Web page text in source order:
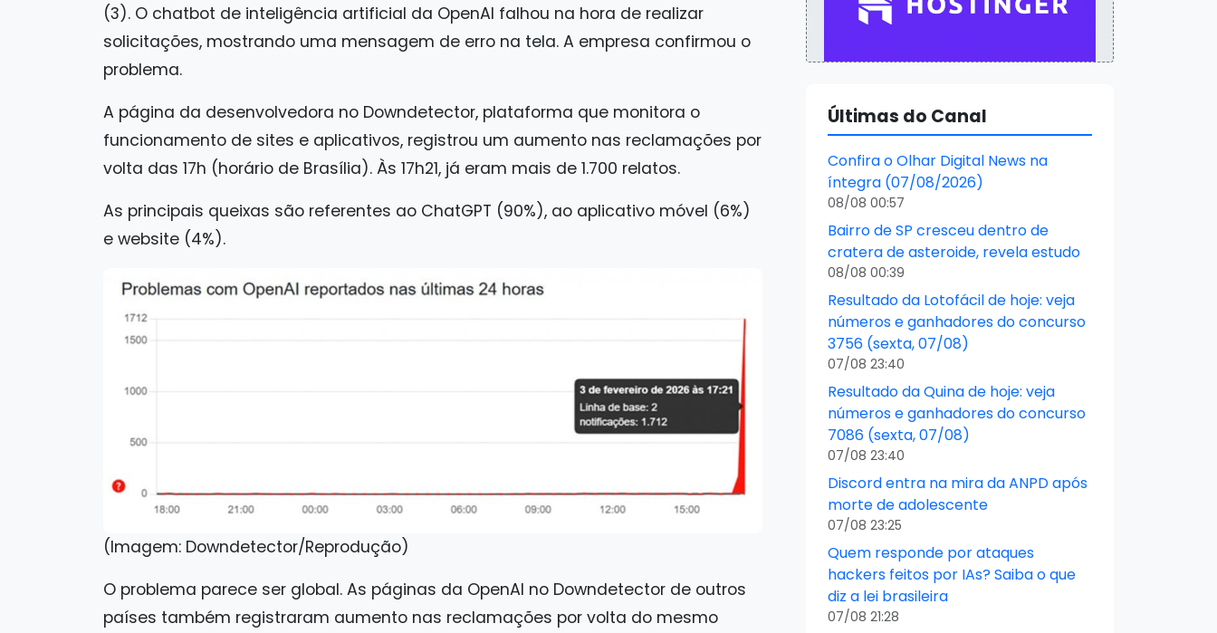
(3). O chatbot de inteligência artificial da OpenAI falhou na hora de realizar
solicitações, mostrando uma mensagem de erro na tela. A empresa confirmou o
problema.
A página da desenvolvedora no Downdetector, plataforma que monitora o
funcionamento de sites e aplicativos, registrou um aumento nas reclamações por
volta das 17h (horário de Brasília). Às 17h21, já eram mais de 1.700 relatos.
As principais queixas são referentes ao ChatGPT (90%), ao aplicativo móvel (6%)
e website (4%).
(Imagem: Downdetector/Reprodução)
O problema parece ser global. As páginas da OpenAI no Downdetector de outros
países também registraram aumento nas reclamações por volta do mesmo
Últimas do Canal
Confira o Olhar Digital News na
íntegra (07/08/2026)
08/08 00:57
Bairro de SP cresceu dentro de
cratera de asteroide, revela estudo
08/08 00:39
Resultado da Lotofácil de hoje: veja
números e ganhadores do concurso
3756 (sexta, 07/08)
07/08 23:40
Resultado da Quina de hoje: veja
números e ganhadores do concurso
7086 (sexta, 07/08)
07/08 23:40
Discord entra na mira da ANPD após
morte de adolescente
07/08 23:25
Quem responde por ataques
hackers feitos por IAs? Saiba o que
diz a lei brasileira
07/08 21:28